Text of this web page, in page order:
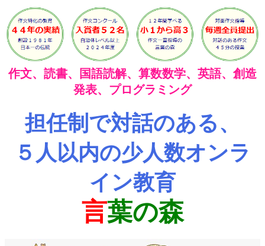
作文、読書、国語読解、算数数学、英語、創造
発表、プログラミング
担任制で対話のある、
５人以内の少人数オンラ
イン教育
言葉の森